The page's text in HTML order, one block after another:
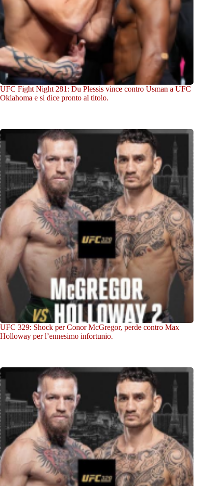
UFC Fight Night 281: Du Plessis vince contro Usman a UFC
Oklahoma e si dice pronto al titolo.
UFC 329: Shock per Conor McGregor, perde contro Max
Holloway per l’ennesimo infortunio.